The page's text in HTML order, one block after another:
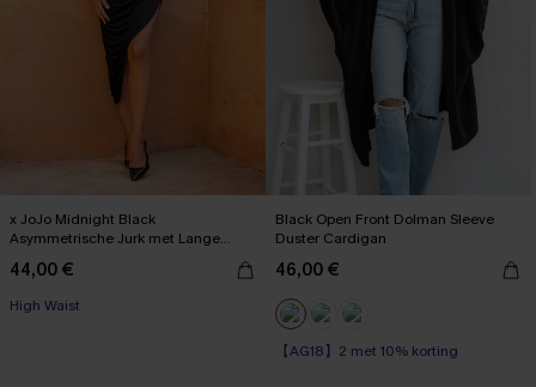
x JoJo Midnight Black
Asymmetrische Jurk met Lange
44,00 €
High Waist
Black Open Front Dolman Sleeve
Duster Cardigan
46,00 €
【AG18】2 met 10% korting